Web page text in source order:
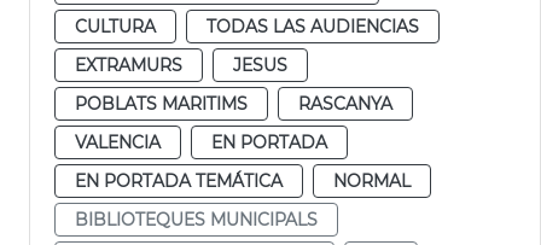
CULTURA
TODAS LAS AUDIENCIAS
EXTRAMURS
JESUS
POBLATS MARITIMS
RASCANYA
VALENCIA
EN PORTADA
EN PORTADA TEMÁTICA
NORMAL
BIBLIOTEQUES MUNICIPALS